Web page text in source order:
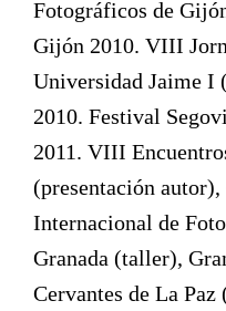
Fotográficos de
Gijón 2010. VIII
Universidad Jaime I
2010. Festival
2011. VIII
(presentación
Internacional de
Granada (taller),
Cervantes de La